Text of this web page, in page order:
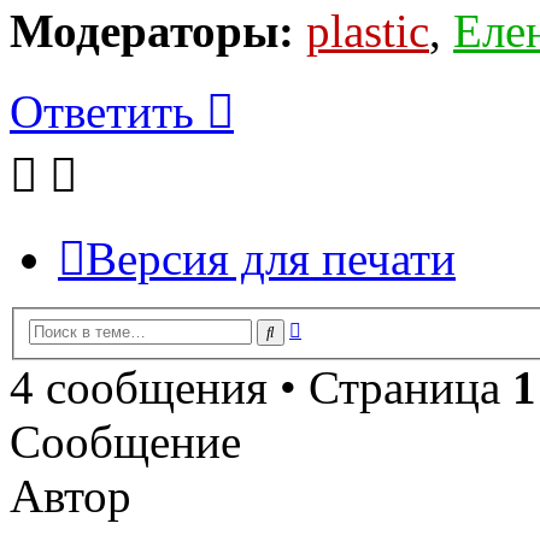
Модераторы: plastic,
Ответить
Версия для печати
Поиск
4 сообщения • Страница 1
Сообщение
Автор